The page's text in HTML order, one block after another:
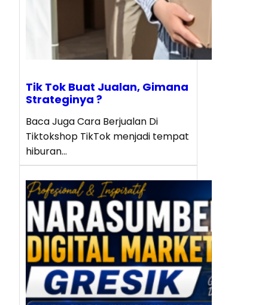
Tik Tok Buat Jualan, Gimana
Strateginya ?
Baca Juga Cara Berjualan Di
Tiktokshop TikTok menjadi tempat
hiburan…